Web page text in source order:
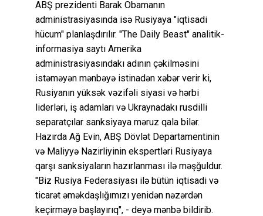
ABŞ prezidenti Barak Obamanın
administrasiyasında isə Rusiyaya "iqtisadi
hücum" planlaşdırılır. "The Daily Beast" analitik-
informasiya saytı Amerika
administrasiyasındakı adının çəkilməsini
istəməyən mənbəyə istinadən xəbər verir ki,
Rusiyanın yüksək vəzifəli siyasi və hərbi
liderləri, iş adamları və Ukraynadakı rusdilli
separatçılar sanksiyaya məruz qala bilər.
Hazırda Ağ Evin, ABŞ Dövlət Departamentinin
və Maliyyə Nazirliyinin ekspertləri Rusiyaya
qarşı sanksiyaların hazırlanması ilə məşğuldur.
"Biz Rusiya Federasiyası ilə bütün iqtisadi və
ticarət əməkdaşlığımızı yenidən nəzərdən
keçirməyə başlayırıq", - deyə mənbə bildirib.